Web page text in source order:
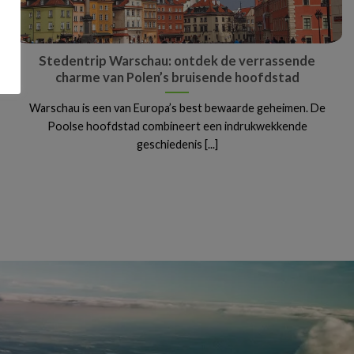
Stedentrip Warschau: ontdek de verrassende
charme van Polen’s bruisende hoofdstad
Warschau is een van Europa’s best bewaarde geheimen. De
Poolse hoofdstad combineert een indrukwekkende
geschiedenis [...]